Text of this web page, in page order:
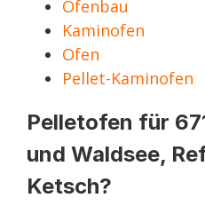
Ofenbau
Kaminofen
Ofen
Pellet-Kaminofen
Pelletofen für
und Waldsee,
Ketsch?